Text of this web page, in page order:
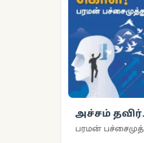
அச்சம்
ஆளுமை
பரமன்